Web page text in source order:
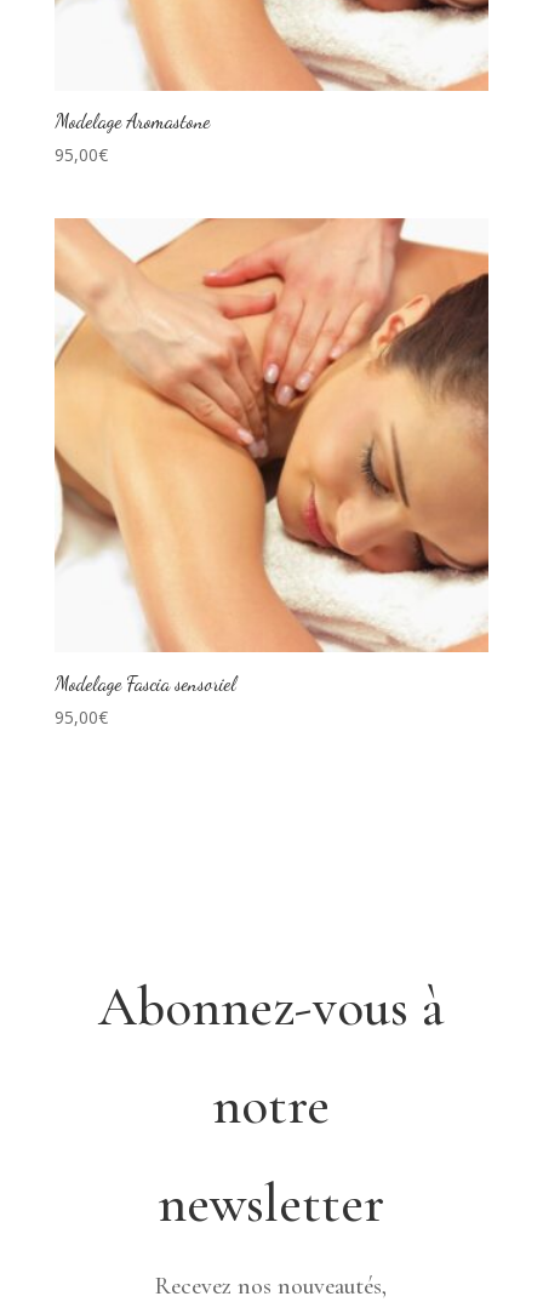
Modelage Aromastone
95,00€
Modelage Fascia sensoriel
95,00€
Abonnez-vous à
notre
newsletter
Recevez nos nouveautés,